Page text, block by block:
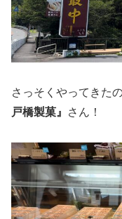
さっそくやってきた
戸橋製菓』
さん！